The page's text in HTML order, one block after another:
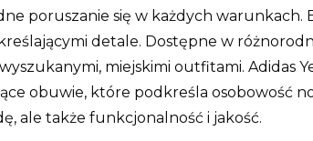
poruszanie się w każdych warunkach.
detale. Dostępne w
miejskimi outfitami. Adidas
obuwie, które podkreśla osobowość
ale także funkcjonalność i jakość.